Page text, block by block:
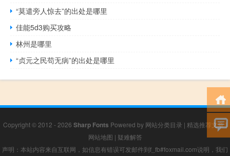
“莫遣旁人惊去”的出处是哪里
佳能5d3购买攻略
林州是哪里
“贞元之民苟无病”的出处是哪里
Copyright © 2012 - 2026 Sharp Fonts Powered by 网站分类目录 | 精选推荐文章|
网站地图 | 疑难解答
声明：本站内容来自互联网，如信息有错误可发邮件到f_fb#foxmail.com说明，我们